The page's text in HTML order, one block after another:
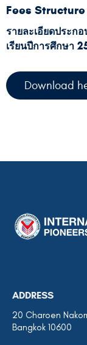
Fees
รายละเอียดประก
เรียนปีการศึกษา
Download
ADDRESS
20 Charoen
Bangkok 10600